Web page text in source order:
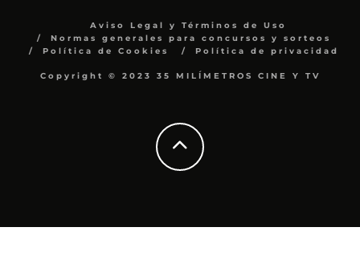
Aviso Legal y Términos de Uso
Normas generales para concursos y sorteos
Política de Cookies
Política de privacidad
Copyright © 2023 35 MILÍMETROS CINE Y TV